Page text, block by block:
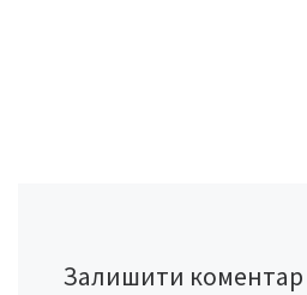
Залишити коментар